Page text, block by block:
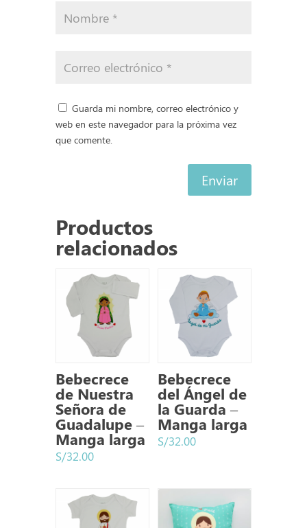
Guarda mi nombre, correo electrónico y
web en este navegador para la próxima vez
que comente.
Enviar
Productos
relacionados
Bebecrece
de Nuestra
Señora de
Guadalupe –
Manga larga
S/32.00
Bebecrece
del Ángel de
la Guarda –
Manga larga
S/32.00